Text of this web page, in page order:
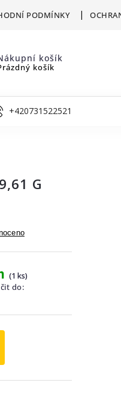
PODMÍNKY
košík
košík
VÝKUP ZLATNICKÁ
+420731522521
G
(1 ks)
do: